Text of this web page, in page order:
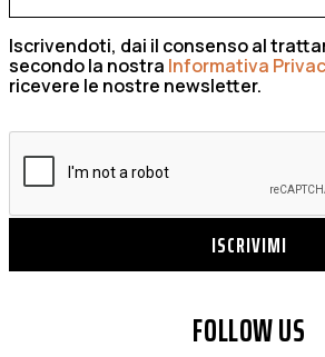
Iscrivendoti, dai il consenso al
secondo la nostra Informativa
ricevere le nostre newsletter.
ISCRIVIMI
FOLLOW US